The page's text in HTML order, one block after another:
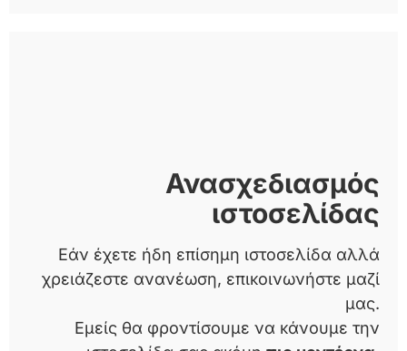
Ανασχεδιασμός
ιστοσελίδας
Εάν έχετε ήδη επίσημη ιστοσελίδα αλλά
χρειάζεστε ανανέωση, επικοινωνήστε μαζί
μας.
Εμείς θα φροντίσουμε να κάνουμε την